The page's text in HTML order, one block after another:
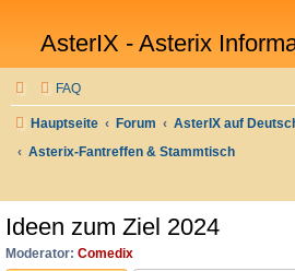
AsterIX - Asterix
FAQ
Hauptseite Forum
AsterIX auf
Asterix-Fantreffen & Stammtisch
Ideen zum Ziel 2024
Moderator: Comedix